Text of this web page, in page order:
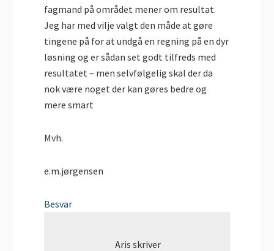
fagmand på området mener om resultat.
Jeg har med vilje valgt den måde at gøre
tingene på for at undgå en regning på en dyr
løsning og er sådan set godt tilfreds med
resultatet – men selvfølgelig skal der da
nok være noget der kan gøres bedre og
mere smart
Mvh.
e.m.jørgensen
Besvar
Aris skriver